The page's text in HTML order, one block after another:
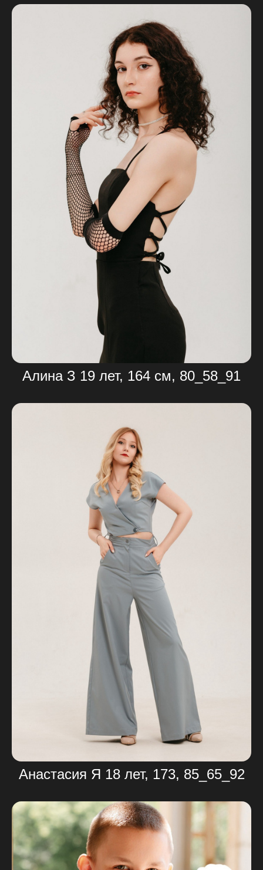
Алина З 19 лет, 164 см, 80_58_91
Анастасия Я 18 лет, 173, 85_65_92